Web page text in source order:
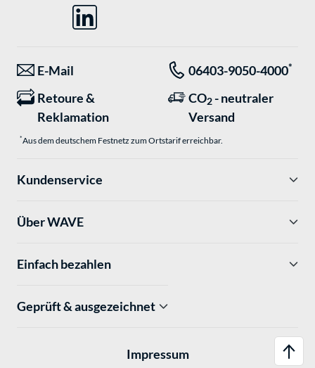
E-Mail 06403-9050-4000*
Retoure &
Reklamation
CO2 - neutraler
Versand
*Aus dem deutschem Festnetz zum Ortstarif erreichbar.
Kundenservice
Über WAVE
Einfach bezahlen
Geprüft & ausgezeichnet
Impressum